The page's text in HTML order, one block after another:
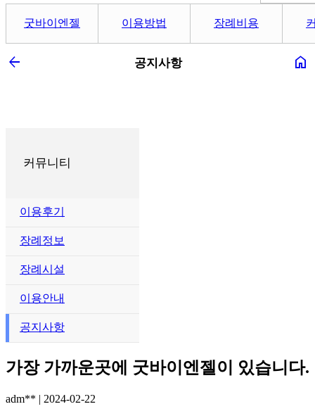
굿바이엔젤 이용방법 장례비용
arrow_back 공지사항 home
커뮤니티
이용후기
장례정보
장례시설
이용안내
공지사항
가장 가까운곳에 굿바이엔젤이 있습니다.
adm** | 2024-02-22